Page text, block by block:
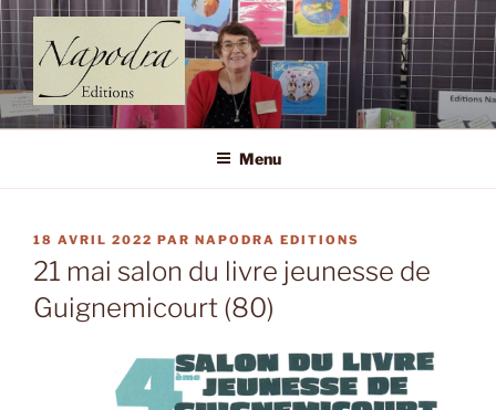
Aller
au
contenu
principal
NAPODRA EDITIONS
(Très Petit Editeur)
Menu
PUBLIÉ
LE
18 AVRIL 2022 PAR NAPODRA EDITIONS
21 mai salon du livre jeunesse de
Guignemicourt (80)